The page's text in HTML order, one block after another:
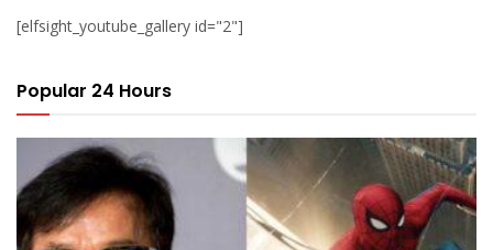
[elfsight_youtube_gallery id="2"]
Popular 24 Hours